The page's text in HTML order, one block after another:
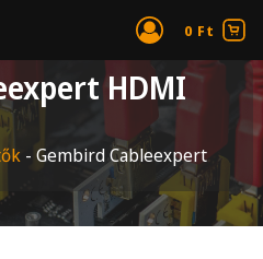
0 Ft
HDMI
- Gembird Cableexpert